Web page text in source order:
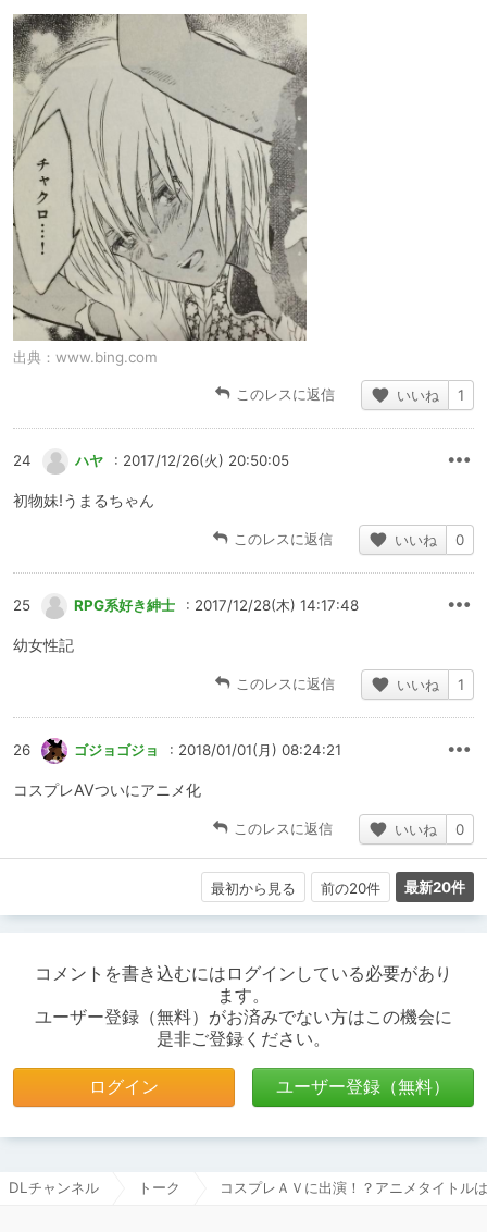
出典： www.bing.com
このレスに返信 いいね 1
24 ハヤ : 2017/12/26(火) 20:50:05
初物妹!うまるちゃん
このレスに返信 いいね 0
25 RPG系好き紳士 : 2017/12/28(木) 14:17:48
幼女性記
このレスに返信 いいね 1
26 ゴジョゴジョ : 2018/01/01(月) 08:24:21
コスプレAVついにアニメ化
このレスに返信 いいね 0
最初から見る 前の20件 最新20件
コメントを書き込むにはログインしている必要があり
ます。
ユーザー登録（無料）がお済みでない方はこの機会に
是非ご登録ください。
ログイン ユーザー登録（無料）
DLチャンネル トーク コスプレＡＶに出演！？アニメタイトル